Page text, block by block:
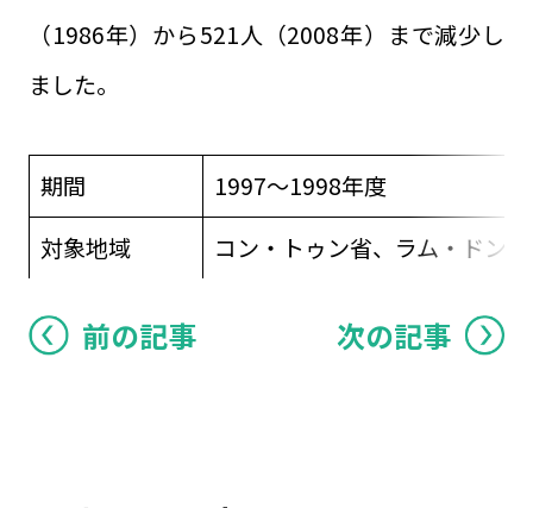
（1986年）から521人（2008年）まで減少し
ました。
期間
1997～1998年度
対象地域
コン・トゥン省、ラム・ドン
前の記事 次の記事